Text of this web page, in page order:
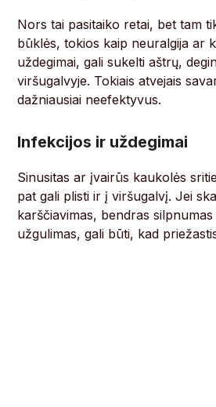
Nors tai pasitaiko retai, bet tam
būklės, tokios kaip neuralgija ar
uždegimai, gali sukelti aštrų,
viršugalvyje. Tokiais atvejais
dažniausiai neefektyvus.
Infekcijos ir uždegimai
Sinusitas ar įvairūs kaukolės
pat gali plisti ir į viršugalvį. Jei
karščiavimas, bendras
užgulimas, gali būti, kad